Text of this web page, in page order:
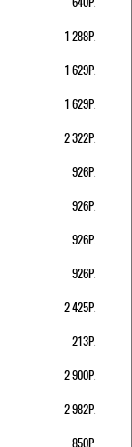
1 288Р.
1 629Р.
1 629Р.
2 322Р.
926Р.
926Р.
926Р.
926Р.
2 425Р.
213Р.
2 900Р.
2 982Р.
850Р.